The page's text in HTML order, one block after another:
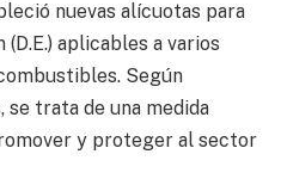
nuevas alícuotas para
aplicables a varios
Según
trata de una medida
y proteger al sector